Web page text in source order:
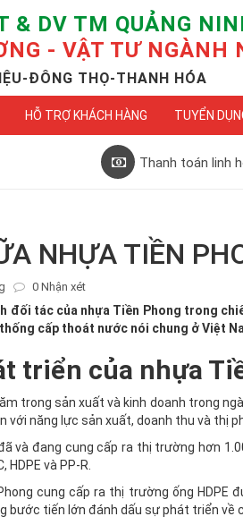
& DV TM QUẢNG
- VẬT TƯ NGÀNH
ĐÔNG THỌ-THANH HÓA
HỖ TRỢ KHÁCH HÀNG TUYỂN
Thanh toán linh
NHỰA TIỀN
0 Nhận xét
đối tác của nhựa Tiền Phong trong
cấp thoát nước nói chung ở Việt
triển của nhựa
trong sản xuất và kinh doanh trong
năng lực sản xuất, doanh thu và thị
và đang cung cấp ra thị trường hơn
và PP-R.
cung cấp ra thị trường ống HDPE
bước tiến lớn đánh dấu sự phát triển về